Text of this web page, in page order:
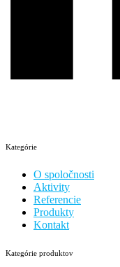
Kategórie
O spoločnosti
Aktivity
Referencie
Produkty
Kontakt
Kategórie produktov